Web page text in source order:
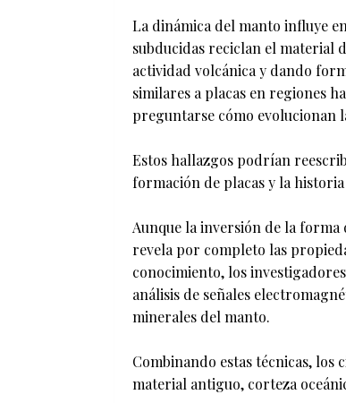
La dinámica del manto influye
subducidas reciclan el material
actividad volcánica y dando
similares a placas en regiones
preguntarse cómo evolucionan
Estos hallazgos podrían
formación de placas y la
Aunque la inversión de la
revela por completo las
conocimiento, los
análisis de señales
minerales del manto.
Combinando estas técnicas,
material antiguo, corteza